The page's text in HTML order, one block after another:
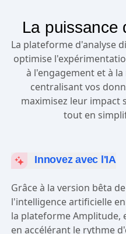
La puissance
La plateforme d'analyse
optimise
à l'engagement et à
centralisant vos
maximisez leur impact
tout en
Innovez avec l'IA
Grâce à la version bêta
l'intelligence artificielle
la plateforme Amplitude,
en accélérant le rythme